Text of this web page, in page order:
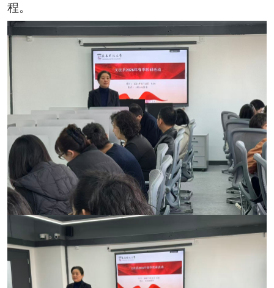
程。